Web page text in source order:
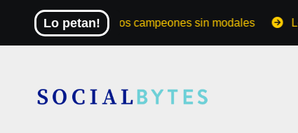
contenido
Lo petan!
El Mundial de los campeones sin modales Los 10